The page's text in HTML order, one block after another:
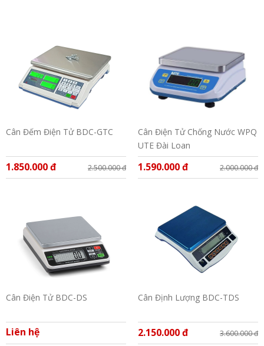
Cân Đếm Điện Tử BDC-GTC
1.850.000 đ 2.500.000 đ
Cân Điện Tử Chống Nước WPQ
UTE Đài Loan
1.590.000 đ 2.000.000 đ
Cân Điện Tử BDC-DS
Liên hệ
Cân Định Lượng BDC-TDS
2.150.000 đ 3.600.000 đ